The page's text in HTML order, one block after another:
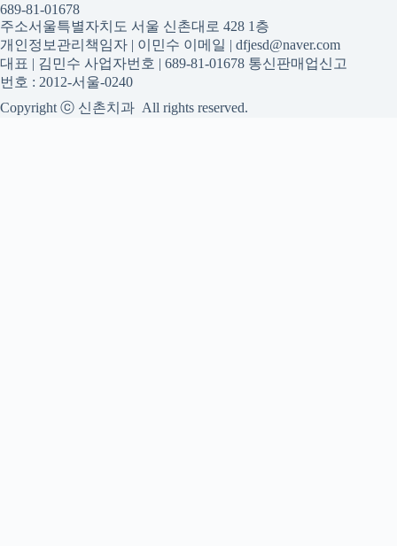
689-81-01678
주소서울특별자치도 서울 신촌대로 428 1층
개인정보관리책임자 | 이민수 이메일 | dfjesd@naver.com
대표 | 김민수 사업자번호 | 689-81-01678 통신판매업신고
번호 : 2012-서울-0240
Copyright ⓒ 신촌치과 All rights reserved.